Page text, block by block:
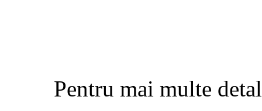
Pentru mai multe